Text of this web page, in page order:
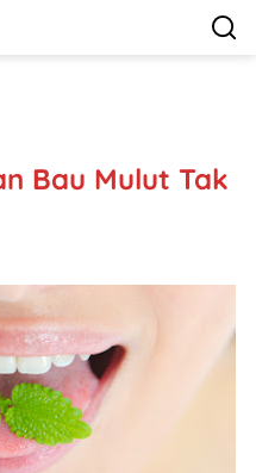
Bau Mulut Tak